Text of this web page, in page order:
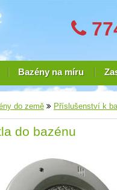
Bazény na míru
do země Příslušenství k
do bazénu